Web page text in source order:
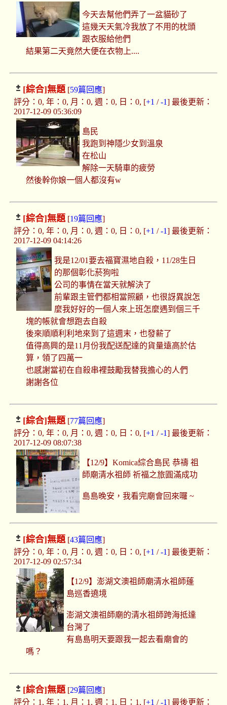
今天去幫他們弄了一盆貓砂了
這幾天天氣冷我放了不用的枕頭
跟衣服給他們
結果第二天竟然大便在衣物上....
[綜合]無題[59篇回應]
評分：0, 年：0, 月：0, 週：0, 日：0, [+1 /-1] 最後更新：
2017-12-09 05:36:09
島民
我跑到神隱少女到溫泉
在松山
解除一天騎車的疲勞
然後幹你娘一個人都沒有w
[綜合]無題[19篇回應]
評分：0, 年：0, 月：0, 週：0, 日：0, [+1 /-1] 最後更新：
2017-12-09 04:14:26
我是12/01要去福寶濕地自殺，11/28生日
的那個彰化菸狗啦
公司的事情在當天就解決了
前輩跟主管們都相當照顧，也很訝異說怎
麼我好好的一個人來上班怎麼遇到個三千
塊的帳就會想跑去自殺
後來順順利利地來到了這週末，也發薪了
值得高興的是11月份我配送配達的貨量遠高於估
算，領了四萬一
也感謝當初在自殺串裡鼓勵我替我擔心的人們
謝謝各位
[綜合]無題[77篇回應]
評分：0, 年：0, 月：0, 週：0, 日：0, [+1 /-1] 最後更新：
2017-12-09 08:07:38
【12/9】Komica綜合島民 恭禱 祖
師廟清水祖師 祈福之旅圓滿成功
島島晚安，我看完廟會回來囉 ~
[綜合]無題[43篇回應]
評分：0, 年：0, 月：0, 週：0, 日：0, [+1 /-1] 最後更新：
2017-12-09 02:57:34
【12/9】澎湖文澳祖師廟清水祖師蓬
島巡香遶境
澎湖文澳祖師廟的清水祖師跨海抵達
台灣了
有島島明天要跟我一起去看廟會的
嗎？
[綜合]無題[29篇回應]
評分：1, 年：1, 月：1, 週：1, 日：1, [+1 /-1] 最後更新：